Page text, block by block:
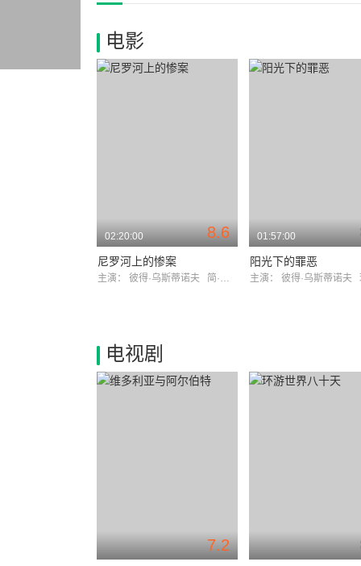
电影
8.6
02:20:00
尼罗河上的惨案
主演： 彼得·乌斯蒂诺夫 简·伯金
01:57:00
阳光下的罪恶
主演： 彼得·乌斯蒂诺夫
电视剧
7.2